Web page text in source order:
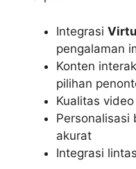
Integrasi
pengalaman
Konten
pilihan
Kualitas
Personalisasi
akurat
Integrasi